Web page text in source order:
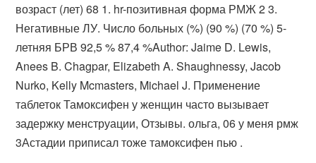
возраст (лет) 68 1. hr-позитивная форма РМЖ 2 3.
Негативные ЛУ. Число больных (%) (90 %) (70 %) 5-
летняя БРВ 92,5 % 87,4 %Author: Jaime D. Lewis,
Anees B. Chagpar, Elizabeth A. Shaughnessy, Jacob
Nurko, Kelly Mcmasters, Michael J. Применение
таблеток Тамоксифен у женщин часто вызывает
задержку менструации, Отзывы. ольга, 06 у меня рмж
3Астадии приписал тоже тамоксифен пью .